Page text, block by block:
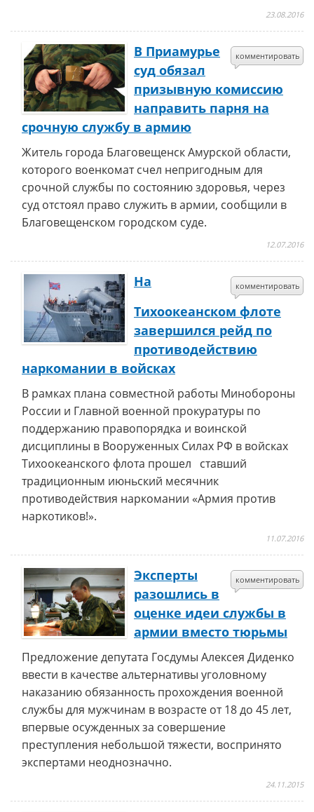
23.08.2016
комментировать
В Приамурье
суд обязал
призывную комиссию
направить парня на
срочную службу в армию
Житель города Благовещенск Амурской области,
которого военкомат счел непригодным для
срочной службы по состоянию здоровья, через
суд отстоял право служить в армии, сообщили в
Благовещенском городском суде.
12.07.2016
комментировать
На
Тихоокеанском флоте
завершился рейд по
противодействию
наркомании в войсках
В рамках плана совместной работы Минобороны
России и Главной военной прокуратуры по
поддержанию правопорядка и воинской
дисциплины в Вооруженных Силах РФ в войсках
Тихоокеанского флота прошел ставший
традиционным июньский месячник
противодействия наркомании «Армия против
наркотиков!».
11.07.2016
комментировать
Эксперты
разошлись в
оценке идеи службы в
армии вместо тюрьмы
Предложение депутата Госдумы Алексея Диденко
ввести в качестве альтернативы уголовному
наказанию обязанность прохождения военной
службы для мужчинам в возрасте от 18 до 45 лет,
впервые осужденных за совершение
преступления небольшой тяжести, воспринято
экспертами неоднозначно.
24.11.2015